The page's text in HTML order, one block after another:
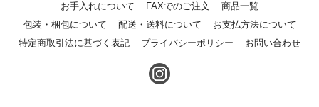
お手入れについて
FAXでのご注文
商品一覧
包装・梱包について
配送・送料について
お支払方法について
特定商取引法に基づく表記
プライバシーポリシー お問い合わせ